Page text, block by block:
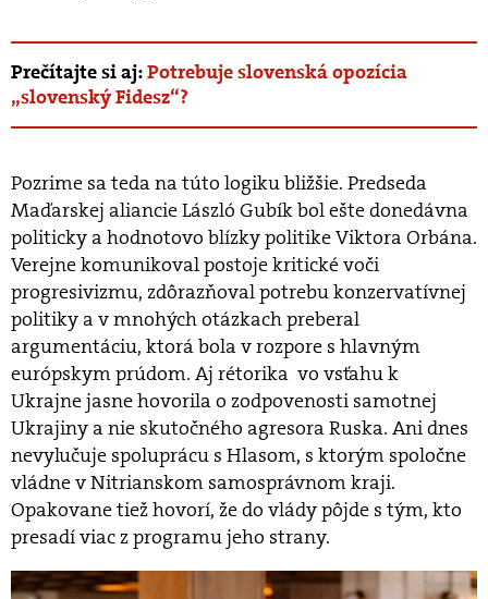
Prečítajte si aj:Potrebuje slovenská opozícia
„slovenský Fidesz“?
Pozrime sa teda na túto logiku bližšie. Predseda
Maďarskej aliancie László Gubík bol ešte donedávna
politicky a hodnotovo blízky politike Viktora Orbána.
Verejne komunikoval postoje kritické voči
progresivizmu, zdôrazňoval potrebu konzervatívnej
politiky a v mnohých otázkach preberal
argumentáciu, ktorá bola v rozpore s hlavným
európskym prúdom. Aj rétorika vo vsťahu k
Ukrajne jasne hovorila o zodpovenosti samotnej
Ukrajiny a nie skutočného agresora Ruska. Ani dnes
nevylučuje spoluprácu s Hlasom, s ktorým spoločne
vládne v Nitrianskom samosprávnom kraji.
Opakovane tiež hovorí, že do vlády pôjde s tým, kto
presadí viac z programu jeho strany.